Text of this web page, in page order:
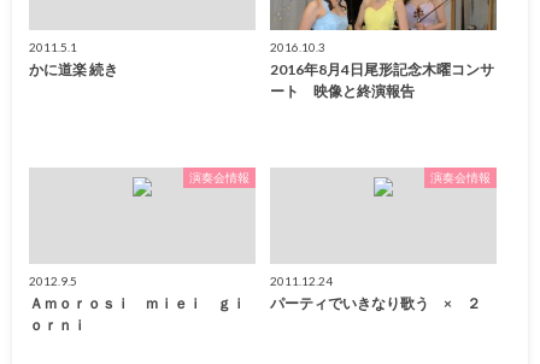
2011.5.1
かに道楽 続き
2016.10.3
2016年8月4日尾形記念木曜コンサ
ート 映像と終演報告
演奏会情報
2012.9.5
Ａｍｏｒｏｓｉ ｍｉｅｉ ｇｉ
ｏｒｎｉ
演奏会情報
2011.12.24
パーティでいきなり歌う × ２